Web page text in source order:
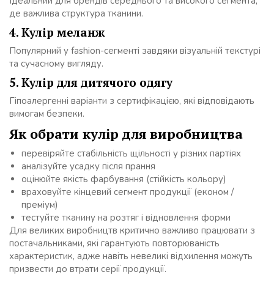
де важлива структура тканини.
4. Кулір меланж
Популярний у fashion-сегменті завдяки візуальній текстурі
та сучасному вигляду.
5. Кулір для дитячого одягу
Гіпоалергенні варіанти з сертифікацією, які відповідають
вимогам безпеки.
Як обрати кулір для виробництва
перевіряйте стабільність щільності у різних партіях
аналізуйте усадку після прання
оцінюйте якість фарбування (стійкість кольору)
враховуйте кінцевий сегмент продукції (економ /
преміум)
тестуйте тканину на розтяг і відновлення форми
Для великих виробництв критично важливо працювати з
постачальниками, які гарантують повторюваність
характеристик, адже навіть невеликі відхилення можуть
призвести до втрати серії продукції.